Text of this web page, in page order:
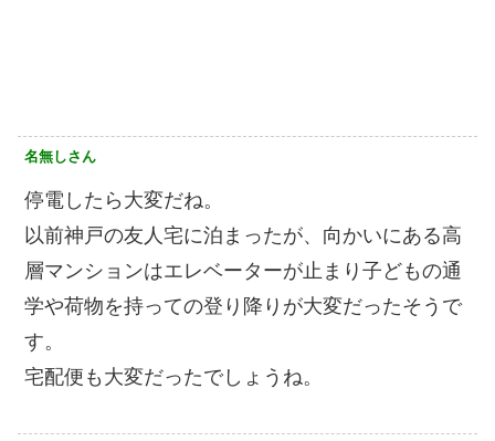
名無しさん
停電したら大変だね。
以前神戸の友人宅に泊まったが、向かいにある高
層マンションはエレベーターが止まり子どもの通
学や荷物を持っての登り降りが大変だったそうで
す。
宅配便も大変だったでしょうね。